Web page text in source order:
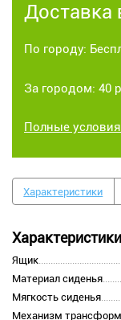
Доставка
По городу:
За городом: 40
Полные
Характеристики
Характеристики
Ящик
Материал сиденья
Мягкость сиденья
Механизм